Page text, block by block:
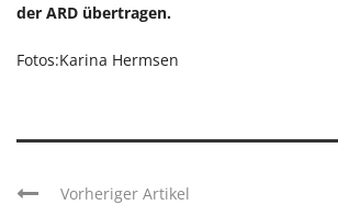
der ARD übertragen.
Fotos:Karina Hermsen
Vorheriger Artikel